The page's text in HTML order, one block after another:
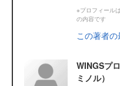
※プロフィール
の内容です
この著者
WINGSプ
ミノル）